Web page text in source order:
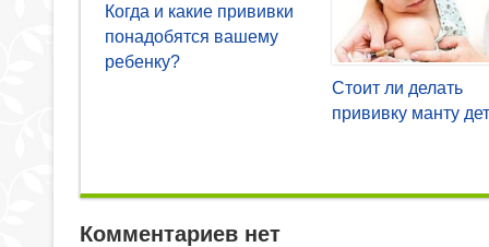
Когда и какие прививки
понадобятся вашему
ребенку?
Стоит ли делать
прививку манту
Комментариев нет